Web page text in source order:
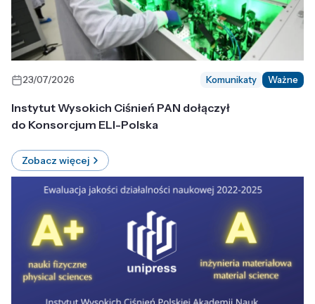
23/07/2026 Komunikaty Ważne
Instytut Wysokich Ciśnień PAN dołączył
do Konsorcjum ELI-Polska
Zobacz więcej